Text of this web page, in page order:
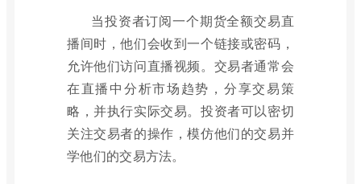
当投资者订阅一个期货全额交易直
播间时，他们会收到一个链接或密码，
允许他们访问直播视频。交易者通常会
在直播中分析市场趋势，分享交易策
略，并执行实际交易。投资者可以密切
关注交易者的操作，模仿他们的交易并
学他们的交易方法。